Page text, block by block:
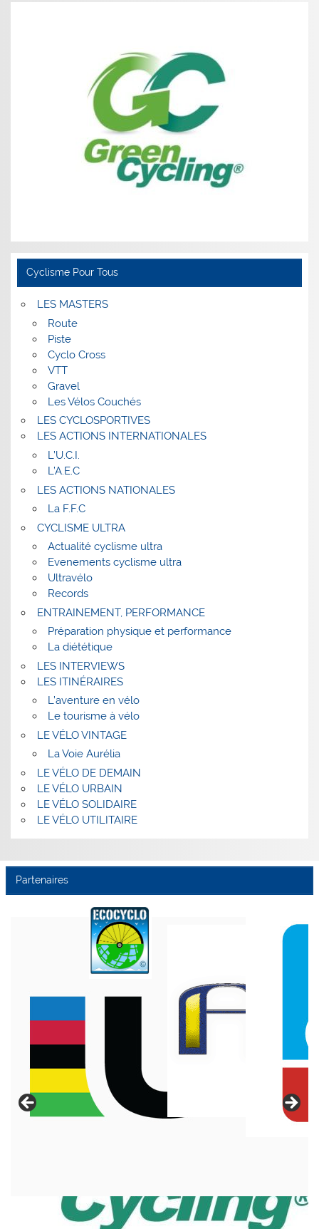
Cyclisme Pour Tous
LES MASTERS
Route
Piste
Cyclo Cross
VTT
Gravel
Les Vélos Couchés
LES CYCLOSPORTIVES
LES ACTIONS INTERNATIONALES
L’U.C.I.
L’A.E.C
LES ACTIONS NATIONALES
La F.F.C
CYCLISME ULTRA
Actualité cyclisme ultra
Evenements cyclisme ultra
Ultravélo
Records
ENTRAINEMENT, PERFORMANCE
Préparation physique et performance
La diététique
LES INTERVIEWS
LES ITINÉRAIRES
L’aventure en vélo
Le tourisme à vélo
LE VÉLO VINTAGE
La Voie Aurélia
LE VÉLO DE DEMAIN
LE VÉLO URBAIN
LE VÉLO SOLIDAIRE
LE VÉLO UTILITAIRE
Partenaires